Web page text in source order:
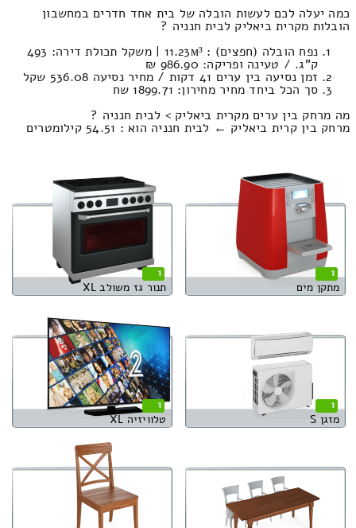
כמה יעלה לכם לעשות הובלה של בית אחד חדרים במחשבון
הובלות מקרית ביאליק לבית חנניה ?
נפח הובלה (חפצים) : 11.23м³ | משקל תכולת דירה: 493
ק”ג. / טעינה ופריקה: 986.90 ₪
זמן נסיעה בין ערים 41 דקות / מחיר נסיעה 536.08 שקל
סך הכל ביחד מחיר מחירון: 1899.71 שח
מה מרחק בין ערים מקרית ביאליק > לבית חנניה ?
מרחק בין קרית ביאליק ← לבית חנניה הוא : 54.51 קילומטרים
1
מתקן מים
1
תנור גז משולב XL
1
מזגן S
1
טלוויזיה XL